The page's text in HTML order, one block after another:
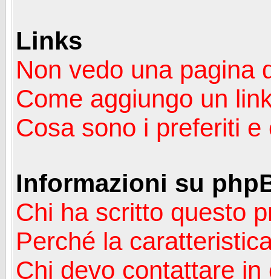
Links
Non vedo una pagina
Come aggiungo un
Cosa sono i preferiti
Informazioni su
Chi ha scritto questo
Perché la
Chi devo contattare